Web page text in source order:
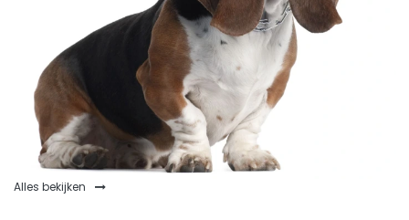
Alles bekijken